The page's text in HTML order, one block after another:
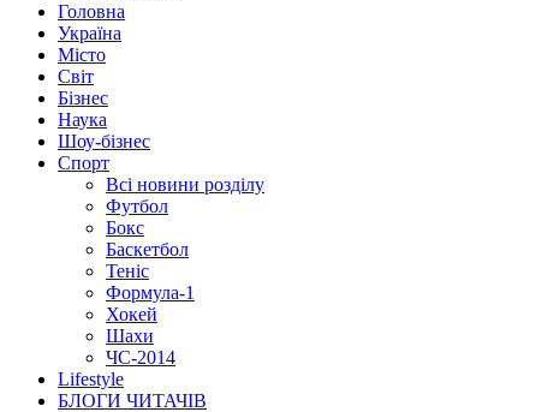
Головна
Україна
Місто
Світ
Бізнес
Наука
Шоу-бізнес
Спорт
Всі новини розділу
Футбол
Бокс
Баскетбол
Теніс
Формула-1
Хокей
Шахи
ЧС-2014
Lifestyle
БЛОГИ ЧИТАЧІВ